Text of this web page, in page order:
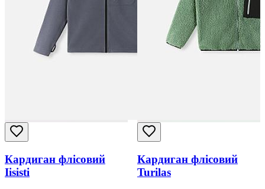
Кардиган флісовий
Iisisti
Кардиган флісовий
Turilas